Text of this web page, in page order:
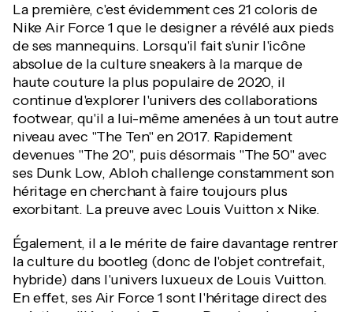
La première, c'est évidemment ces 21 coloris de
Nike Air Force 1 que le designer a révélé aux pieds
de ses mannequins. Lorsqu'il fait s'unir l'icône
absolue de la culture sneakers à la marque de
haute couture la plus populaire de 2020, il
continue d'explorer l'univers des collaborations
footwear, qu'il a lui-même amenées à un tout autre
niveau avec "The Ten" en 2017. Rapidement
devenues "The 20", puis désormais "The 50" avec
ses Dunk Low, Abloh challenge constamment son
héritage en cherchant à faire toujours plus
exorbitant. La preuve avec Louis Vuitton x Nike.
Également, il a le mérite de faire davantage rentrer
la culture du bootleg (donc de l'objet contrefait,
hybride) dans l'univers luxueux de Louis Vuitton.
En effet, ses Air Force 1 sont l'héritage direct des